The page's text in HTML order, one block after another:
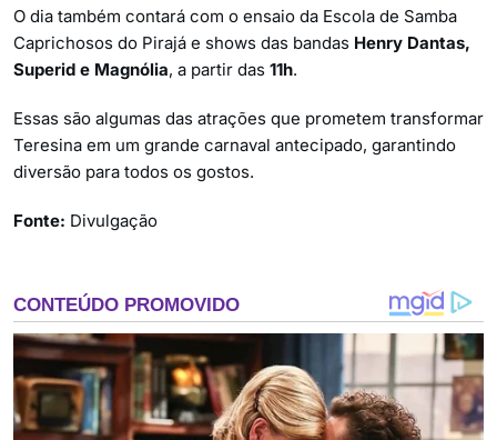
O dia também contará com o ensaio da Escola de Samba
Caprichosos do Pirajá e shows das bandas Henry Dantas,
Superid e Magnólia, a partir das 11h.
Essas são algumas das atrações que prometem transformar
Teresina em um grande carnaval antecipado, garantindo
diversão para todos os gostos.
Fonte: Divulgação